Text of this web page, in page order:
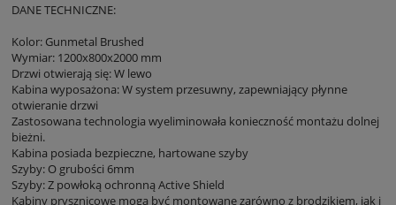
DANE TECHNICZNE:
Kolor: Gunmetal Brushed
Wymiar: 1200x800x2000 mm
Drzwi otwierają się: W lewo
Kabina wyposażona: W system przesuwny, zapewniający płynne
otwieranie drzwi
Zastosowana technologia wyeliminowała konieczność montażu dolnej
bieżni.
Kabina posiada bezpieczne, hartowane szyby
Szyby: O grubości 6mm
Szyby: Z powłoką ochronną Active Shield
Kabiny prysznicowe mogą być montowane zarówno z brodzikiem, jak i